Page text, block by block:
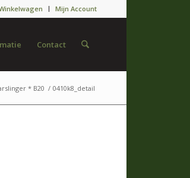
Mijn Account
Contact
* B20 / 0410k8_detail